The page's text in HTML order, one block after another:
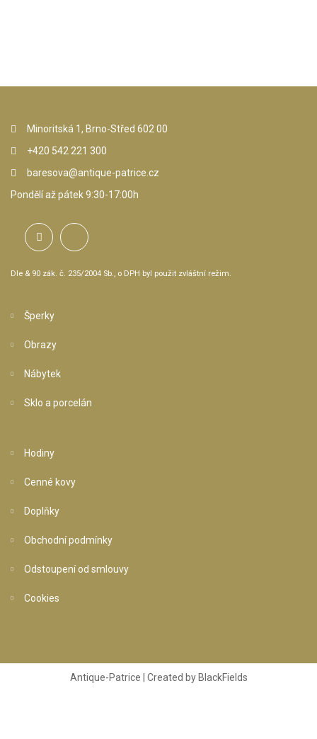
Minoritská 1, Brno-Střed 602 00
+420 542 221 300
baresova@antique-patrice.cz
Pondělí až pátek 9:30-17:00h
Dle & 90 zák. č. 235/2004 Sb., o DPH byl použit zvláštní režim.
Šperky
Obrazy
Nábytek
Sklo a porcelán
Hodiny
Cenné kovy
Doplňky
Obchodní podmínky
Odstoupení od smlouvy
Cookies
Antique-Patrice | Created by BlackFields